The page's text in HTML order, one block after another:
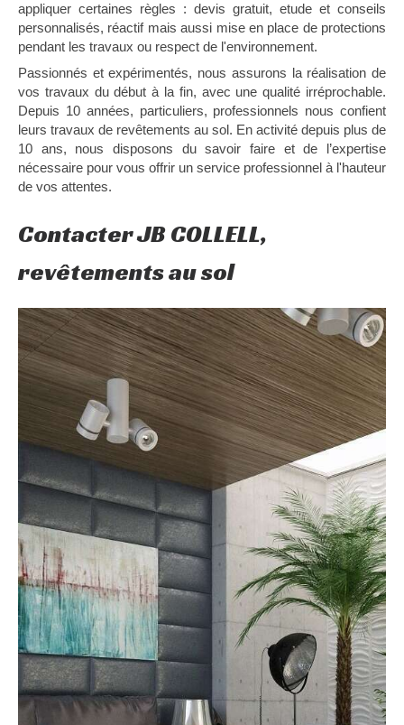
appliquer certaines règles : devis gratuit, etude et conseils
personnalisés, réactif mais aussi mise en place de protections
pendant les travaux ou respect de l'environnement.
Passionnés et expérimentés, nous assurons la réalisation de
vos travaux du début à la fin, avec une qualité irréprochable.
Depuis 10 années, particuliers, professionnels nous confient
leurs travaux de revêtements au sol. En activité depuis plus de
10 ans, nous disposons du savoir faire et de l’expertise
nécessaire pour vous offrir un service professionnel à l'hauteur
de vos attentes.
Contacter JB COLLELL,
revêtements au sol